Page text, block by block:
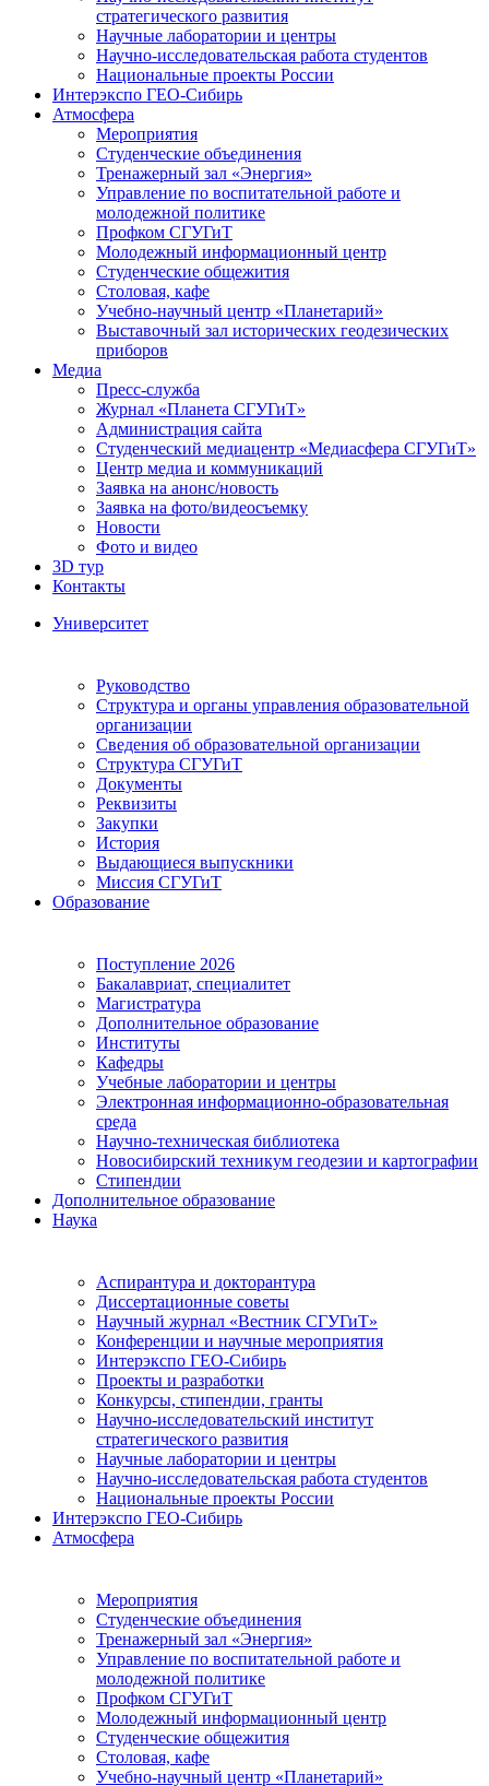
стратегического развития
Научные лаборатории и центры
Научно-исследовательская работа студентов
Национальные проекты России
Интерэкспо ГЕО-Сибирь
Атмосфера
Мероприятия
Студенческие объединения
Тренажерный зал «Энергия»
Управление по воспитательной работе и
молодежной политике
Профком СГУГиТ
Молодежный информационный центр
Студенческие общежития
Столовая, кафе
Учебно-научный центр «Планетарий»
Выставочный зал исторических геодезических
приборов
Медиа
Пресс-служба
Журнал «Планета СГУГиТ»
Администрация сайта
Студенческий медиацентр «Медиасфера СГУГиТ»
Центр медиа и коммуникаций
Заявка на анонс/новость
Заявка на фото/видеосъемку
Новости
Фото и видео
3D тур
Контакты
Университет
Руководство
Структура и органы управления образовательной
организации
Сведения об образовательной организации
Структура СГУГиТ
Документы
Реквизиты
Закупки
История
Выдающиеся выпускники
Миссия СГУГиТ
Образование
Поступление 2026
Бакалавриат, специалитет
Магистратура
Дополнительное образование
Институты
Кафедры
Учебные лаборатории и центры
Электронная информационно-образовательная
среда
Научно-техническая библиотека
Новосибирский техникум геодезии и картографии
Стипендии
Дополнительное образование
Наука
Аспирантура и докторантура
Диссертационные советы
Научный журнал «Вестник СГУГиТ»
Конференции и научные мероприятия
Интерэкспо ГЕО-Сибирь
Проекты и разработки
Конкурсы, стипендии, гранты
Научно-исследовательский институт
стратегического развития
Научные лаборатории и центры
Научно-исследовательская работа студентов
Национальные проекты России
Интерэкспо ГЕО-Сибирь
Атмосфера
Мероприятия
Студенческие объединения
Тренажерный зал «Энергия»
Управление по воспитательной работе и
молодежной политике
Профком СГУГиТ
Молодежный информационный центр
Студенческие общежития
Столовая, кафе
Учебно-научный центр «Планетарий»